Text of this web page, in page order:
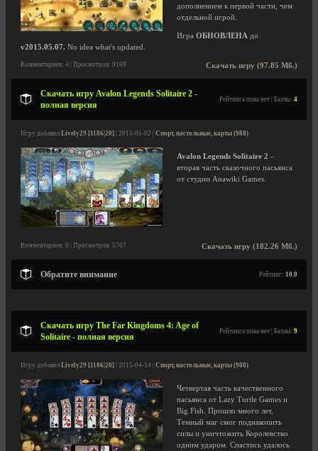
дополнением к первой части, чем
отдельной игрой.
Игра ОБНОВЛЕНА до
v2015.05.07. No idea what's updated.
Скачать игру (97.85 Мб.)
Комментариев: 4 | Просмотров: 9169
Скачать игру Avalon Legends Solitaire 2 -
полная версия
Рейтинга пока нет | Баллы: 4
Игру добавил Lively29 [1186|20] | 2015-05-02 | Спорт, настольные, карты (988)
Avalon Legends Solitaire 2 –
вторая часть сказочного пасьянса
от студии Anawiki Games.
Скачать игру (182.26 Мб.)
Комментариев: 0 | Просмотров: 5767
Обратите внимание Рейтинг: 10.0
Скачать игру The Far Kingdoms 4: Age of
Solitaire - полная версия
Рейтинга пока нет | Баллы: 9
Игру добавил Lively29 [1186|20] | 2015-04-14 | Спорт, настольные, карты (988)
Четвертая часть качественного
пасьянса от Lazy Turtle Games и
Big Fish. Прошло много лет,
Темный маг смог поднакопить
силы и уничтожить Королевство
одним ударом. Спастись удалось